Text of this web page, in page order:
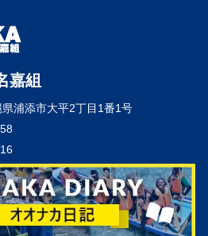
嘉組
県浦添市大平2丁目1番1号